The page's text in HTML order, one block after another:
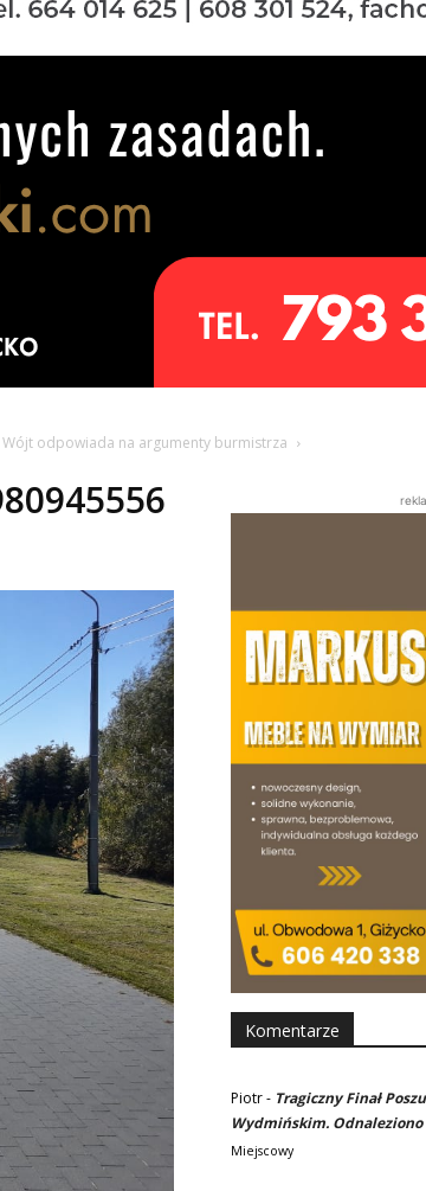
Wójt odpowiada na argumenty burmistrza
Komentarze
Piotr- Tragiczny Finał
Wydmińskim. Odnaleziono
Miejscowy